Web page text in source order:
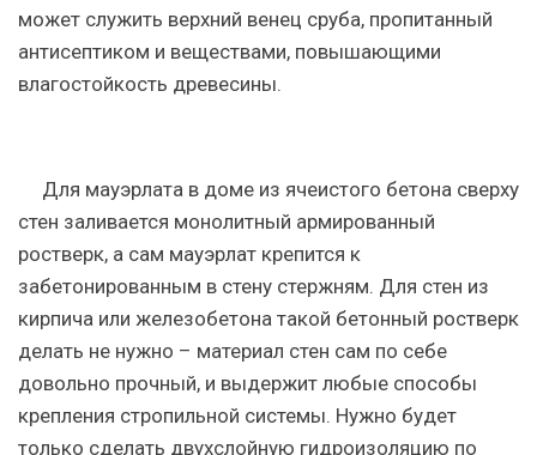
может служить верхний венец сруба, пропитанный
антисептиком и веществами, повышающими
влагостойкость древесины.
Для мауэрлата в доме из ячеистого бетона сверху
стен заливается монолитный армированный
ростверк, а сам мауэрлат крепится к
забетонированным в стену стержням. Для стен из
кирпича или железобетона такой бетонный ростверк
делать не нужно – материал стен сам по себе
довольно прочный, и выдержит любые способы
крепления стропильной системы. Нужно будет
только сделать двухслойную гидроизоляцию по